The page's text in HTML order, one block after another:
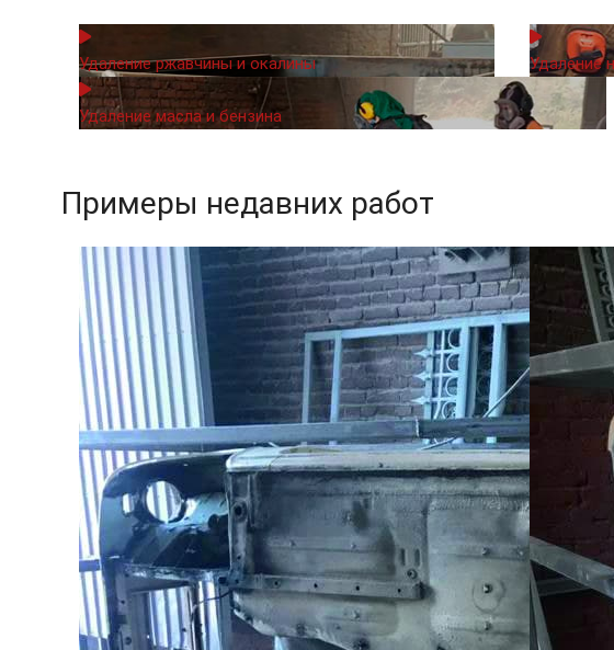
Удаление ржавчины и окалины Удаление
Удаление масла и бензина
Примеры недавних работ